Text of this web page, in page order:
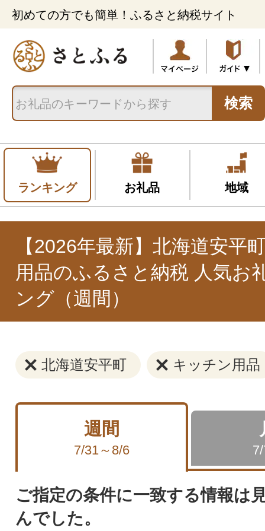
初めての方でも簡単！ふるさと納税サイト
検索
ランキング お礼品 地域
【2026年最新】北海道安平
用品のふるさと納税 人気お
ング（週間）
北海道安平町 キッチン用品
週間
7/31～8/6
ご指定の条件に一致する情報は
んでした。